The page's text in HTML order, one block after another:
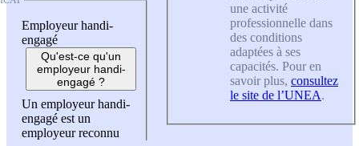
Employeur handi-
engagé
Qu'est-ce qu'un
employeur handi-
engagé ?
Un employeur handi-
engagé est un
employeur reconnu
une activité
professionnelle dans
des conditions
adaptées à ses
capacités. Pour en
savoir plus, consultez
le site de l’UNEA.